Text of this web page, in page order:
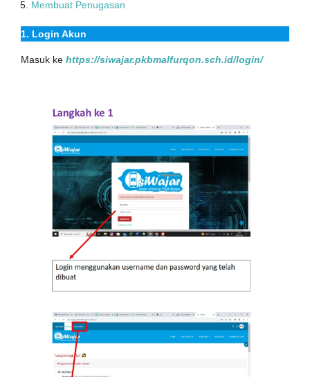
Membuat Penugasan
1. Login Akun
Masuk ke https://siwajar.pkbmalfurqon.sch.id/login/